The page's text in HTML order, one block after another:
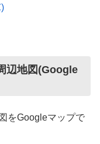
辺地図(Google
をGoogleマップで